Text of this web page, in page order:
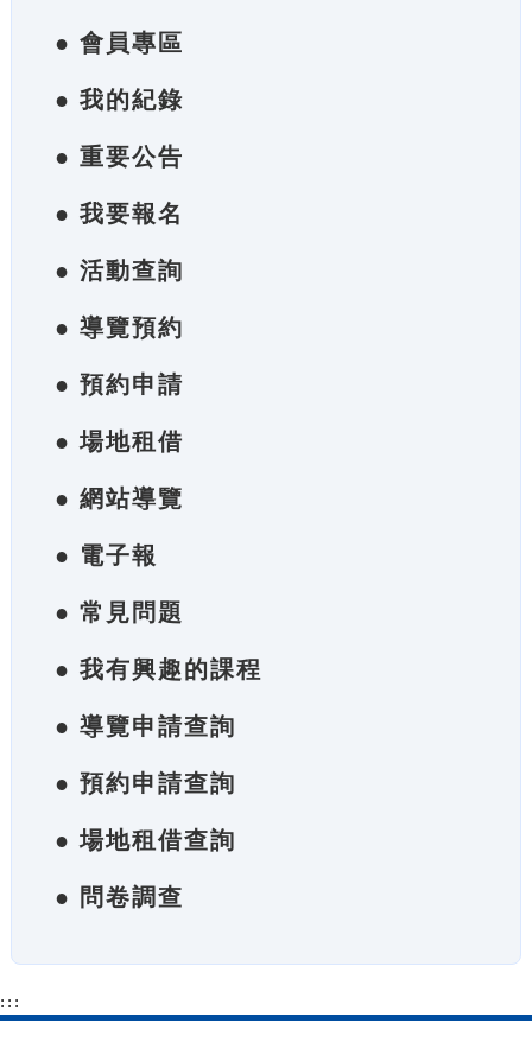
● 會員專區
● 我的紀錄
● 重要公告
● 我要報名
● 活動查詢
● 導覽預約
● 預約申請
● 場地租借
● 網站導覽
● 電子報
● 常見問題
● 我有興趣的課程
● 導覽申請查詢
● 預約申請查詢
● 場地租借查詢
● 問卷調查
:::